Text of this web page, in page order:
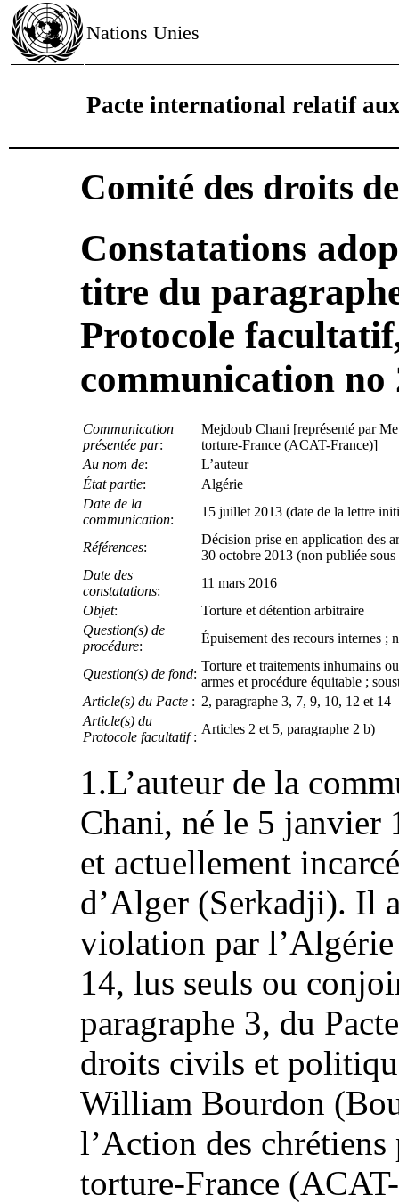
Nations Unies
Pacte international relatif
Comité des droits
Constatations
titre du
Protocole
communication
Communication
présentée par:
Mejdoub Chani [représenté par
torture-France (ACAT-France)]
Au nom de:
L’auteur
État partie:
Algérie
Date de la
communication:
15 juillet 2013 (date de la lettre
Références:
Décision prise en application des
30 octobre 2013 (non publiée
Date des
constatations:
11 mars 2016
Objet:
Torture et détention arbitraire
Question(s) de
procédure:
Épuisement des recours internes ;
Question(s) de fond:
Torture et traitements inhumains
armes et procédure équitable ;
Article(s) du Pacte : 2, paragraphe 3, 7, 9, 10, 12 et 14
Article(s) du
Protocole facultatif:
Articles 2 et 5, paragraphe 2 b)
1.L’auteur de la
Chani, né le 5 janvier
et actuellement
d’Alger (Serkadji). Il
violation par
14, lus seuls ou
paragraphe 3, du
droits civils et
William Bourdon
l’Action des
torture-France